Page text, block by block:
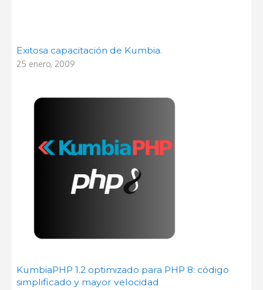
Exitosa capacitación de Kumbia.
25 enero, 2009
KumbiaPHP 1.2 optimizado para PHP 8: código
simplificado y mayor velocidad